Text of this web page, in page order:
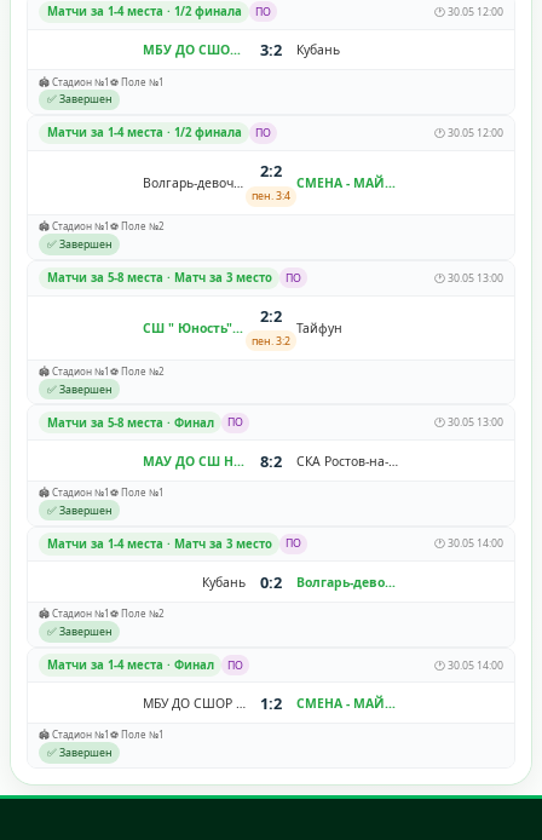
Матчи за 1-4 места · 1/2 финала ПО 🕐 30.05 12:00
МБУ ДО СШОР №11 "Зенит-Волгоград" 3:2 Кубань
🏟️ Стадион №1⚽ Поле №1
✅ Завершен
Матчи за 1-4 места · 1/2 финала ПО 🕐 30.05 12:00
Волгарь-девочки
2:2
пен. 3:4
СМЕНА - МАЙСТРЕНКО
🏟️ Стадион №1⚽ Поле №2
✅ Завершен
Матчи за 5-8 места · Матч за 3 место ПО 🕐 30.05 13:00
СШ " Юность"
2:2
пен. 3:2
Тайфун
🏟️ Стадион №1⚽ Поле №2
✅ Завершен
Матчи за 5-8 места · Финал ПО 🕐 30.05 13:00
МАУ ДО СШ Надежда 8:2
🏟️ Стадион №1⚽ Поле №1
✅ Завершен
Матчи за 1-4 места · Матч за 3 место ПО 🕐 30.05 14:00
Кубань 0:2 Волгарь-девочки
🏟️ Стадион №1⚽ Поле №2
✅ Завершен
Матчи за 1-4 места · Финал ПО 🕐 30.05 14:00
МБУ ДО СШОР №11 "Зенит-Волгоград" 1:2 СМЕНА - МАЙСТРЕНКО
🏟️ Стадион №1⚽ Поле №1
✅ Завершен